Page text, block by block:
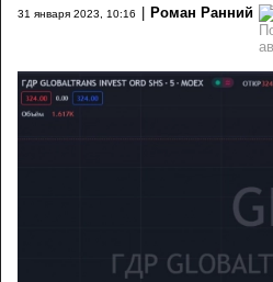
31 января 2023, 10:16 Роман Ранний